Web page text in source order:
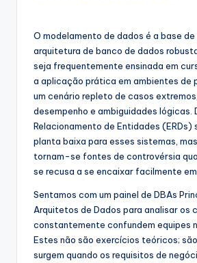
si
&
S
o
O modelamento de dados é a base de
arquitetura de banco de dados
seja frequentemente ensinada em
a aplicação prática em ambientes de
um cenário repleto de casos
desempenho e ambiguidades lógicas.
Relacionamento de Entidades (ERDs)
planta baixa para esses sistemas,
tornam-se fontes de controvérsia
se recusa a se encaixar facilmente em
Sentamos com um painel de DBAs
Arquitetos de Dados para analisar os
constantemente confundem equipes
Estes não são exercícios teóricos;
surgem quando os requisitos de